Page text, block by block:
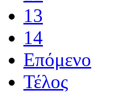
13
14
Επόμενο
Τέλος